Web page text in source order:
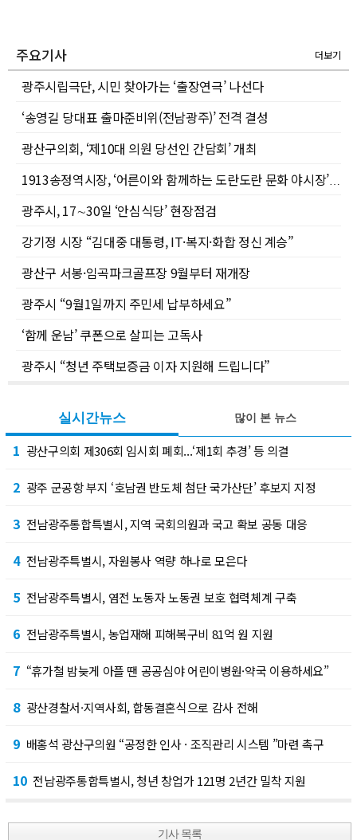
주요기사 더보기
광주시립극단, 시민 찾아가는 ‘출장연극’ 나선다
‘송영길 당대표 출마준비위(전남광주)’ 전격 결성
광산구의회, ‘제10대 의원 당선인 간담회’ 개최
1913송정역시장, ‘어른이와 함께하는 도란도란 문화 야시장’으로 여름밤 활력 더한다
광주시, 17∼30일 ‘안심식당’ 현장점검
강기정 시장 “김대중 대통령, IT·복지·화합 정신 계승”
광산구 서봉·임곡파크골프장 9월부터 재개장
광주시 “9월1일까지 주민세 납부하세요”
‘함께 운남’ 쿠폰으로 살피는 고독사
광주시 “청년 주택보증금 이자 지원해 드립니다”
실시간뉴스
1 광산구의회 제306회 임시회 폐회...‘제1회 추경’ 등 의결
2 광주 군공항 부지 ‘호남권 반도체 첨단 국가산단’ 후보지 지정
3 전남광주통합특별시, 지역 국회의원과 국고 확보 공동 대응
4 전남광주특별시, 자원봉사 역량 하나로 모은다
5 전남광주특별시, 염전 노동자 노동권 보호 협력체계 구축
6 전남광주특별시, 농업재해 피해복구비 81억 원 지원
7 “휴가철 밤늦게 아플 땐 공공심야 어린이병원·약국 이용하세요”
8 광산경찰서·지역사회, 합동결혼식으로 감사 전해
9 배홍석 광산구의원 “공정한 인사 · 조직관리 시스템 ”마련 촉구
10 전남광주통합특별시, 청년 창업가 121명 2년간 밀착 지원
많이 본 뉴스
기사 목록